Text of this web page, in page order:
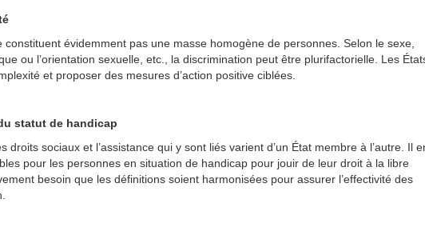
évidemment pas une masse homogène de personnes. Selon le sexe,
ou l’orientation sexuelle, etc., la discrimination peut être plurifactorielle. Les
et proposer des mesures d’action positive ciblées.
statut de handicap
sociaux et l’assistance qui y sont liés varient d’un État membre à l’autre. Il
pour les personnes en situation de handicap pour jouir de leur droit à la libre
besoin que les définitions soient harmonisées pour assurer l’effectivité des